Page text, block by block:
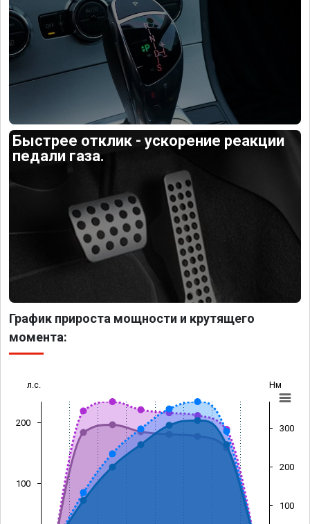
Быстрее отклик - ускорение реакции
педали газа.
График прироста мощности и крутящего
момента:
л.с. Нм
100
200
100
200
300